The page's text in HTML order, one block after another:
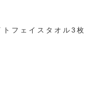
フェイスタオル3枚